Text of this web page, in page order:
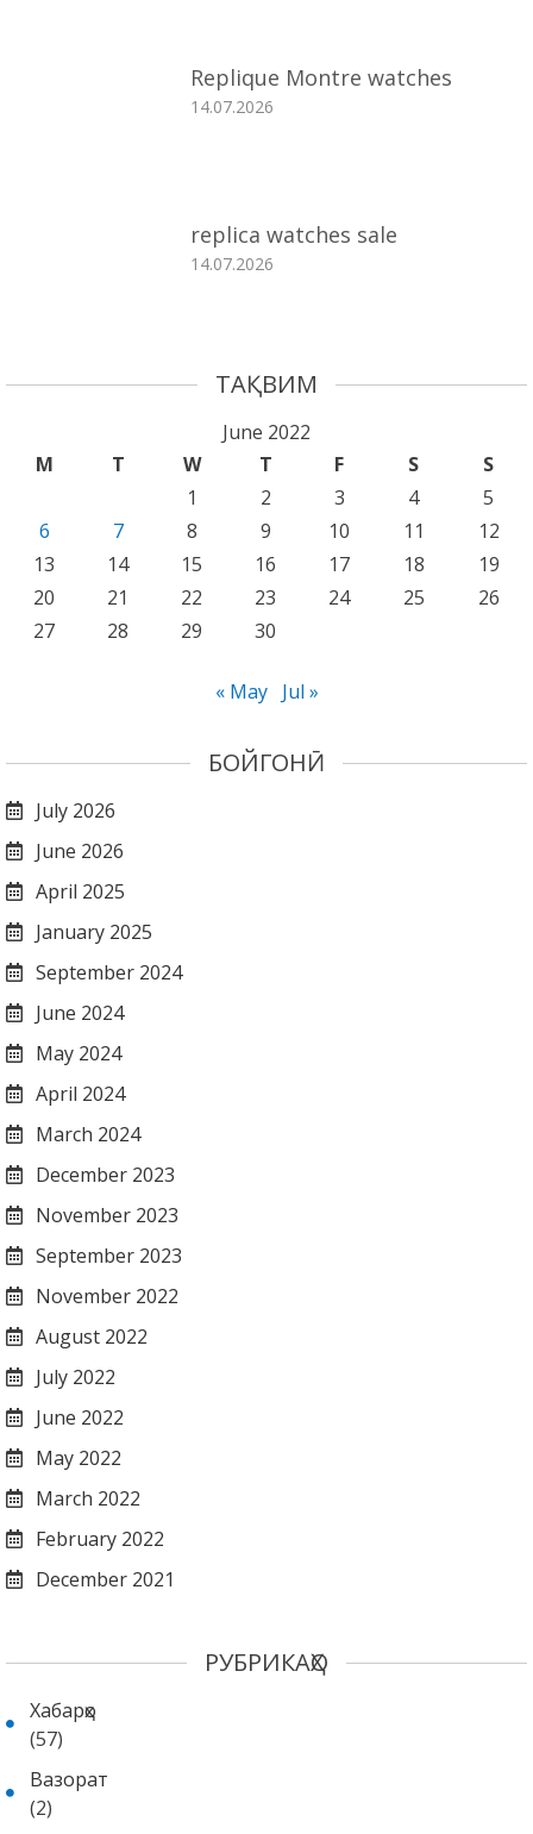
Replique Montre watches
14.07.2026
replica watches sale
14.07.2026
ТАҚВИМ
June 2022
M
T W T F S
S
1
2 3 4
5
6
7 8 9 10 11
12
13
14 15 16 17 18
19
20
21 22 23 24 25
26
27
28 29 30
« May Jul »
БОЙГОНӢ
July 2026
June 2026
April 2025
January 2025
September 2024
June 2024
May 2024
April 2024
March 2024
December 2023
November 2023
September 2023
November 2022
August 2022
July 2022
June 2022
May 2022
March 2022
February 2022
December 2021
РУБРИКАҲО
Хабарҳо
(57)
Вазорат
(2)